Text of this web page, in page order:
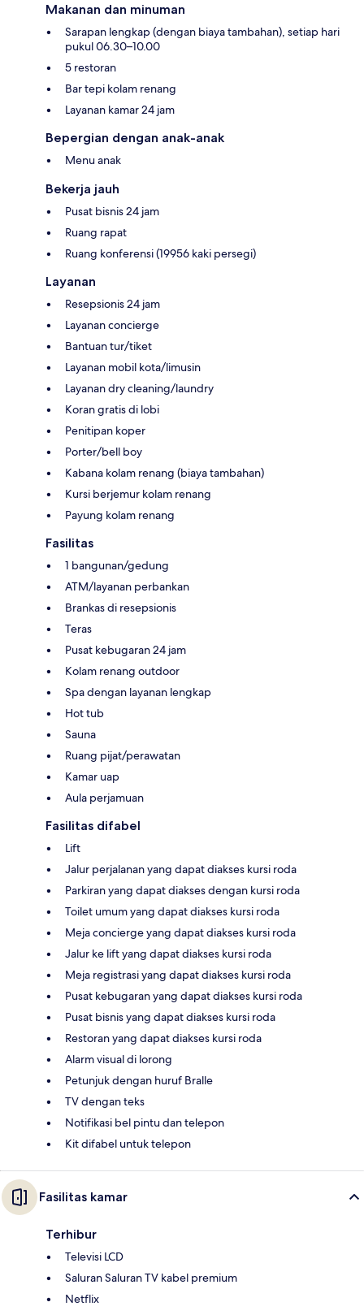
Makanan dan minuman
Sarapan lengkap (dengan biaya tambahan), setiap hari
pukul 06.30–10.00
5 restoran
Bar tepi kolam renang
Layanan kamar 24 jam
Bepergian dengan anak-anak
Menu anak
Bekerja jauh
Pusat bisnis 24 jam
Ruang rapat
Ruang konferensi (19956 kaki persegi)
Layanan
Resepsionis 24 jam
Layanan concierge
Bantuan tur/tiket
Layanan mobil kota/limusin
Layanan dry cleaning/laundry
Koran gratis di lobi
Penitipan koper
Porter/bell boy
Kabana kolam renang (biaya tambahan)
Kursi berjemur kolam renang
Payung kolam renang
Fasilitas
1 bangunan/gedung
ATM/layanan perbankan
Brankas di resepsionis
Teras
Pusat kebugaran 24 jam
Kolam renang outdoor
Spa dengan layanan lengkap
Hot tub
Sauna
Ruang pijat/perawatan
Kamar uap
Aula perjamuan
Fasilitas difabel
Lift
Jalur perjalanan yang dapat diakses kursi roda
Parkiran yang dapat diakses dengan kursi roda
Toilet umum yang dapat diakses kursi roda
Meja concierge yang dapat diakses kursi roda
Jalur ke lift yang dapat diakses kursi roda
Meja registrasi yang dapat diakses kursi roda
Pusat kebugaran yang dapat diakses kursi roda
Pusat bisnis yang dapat diakses kursi roda
Restoran yang dapat diakses kursi roda
Alarm visual di lorong
Petunjuk dengan huruf Bralle
TV dengan teks
Notifikasi bel pintu dan telepon
Kit difabel untuk telepon
Fasilitas kamar
Terhibur
Televisi LCD
Saluran Saluran TV kabel premium
Netflix